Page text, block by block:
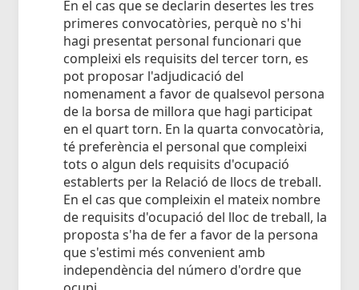
En el cas que se declarin desertes les tres
primeres convocatòries, perquè no s'hi
hagi presentat personal funcionari que
compleixi els requisits del tercer torn, es
pot proposar l'adjudicació del
nomenament a favor de qualsevol persona
de la borsa de millora que hagi participat
en el quart torn. En la quarta convocatòria,
té preferència el personal que compleixi
tots o algun dels requisits d'ocupació
establerts per la Relació de llocs de treball.
En el cas que compleixin el mateix nombre
de requisits d'ocupació del lloc de treball, la
proposta s'ha de fer a favor de la persona
que s'estimi més convenient amb
independència del número d'ordre que